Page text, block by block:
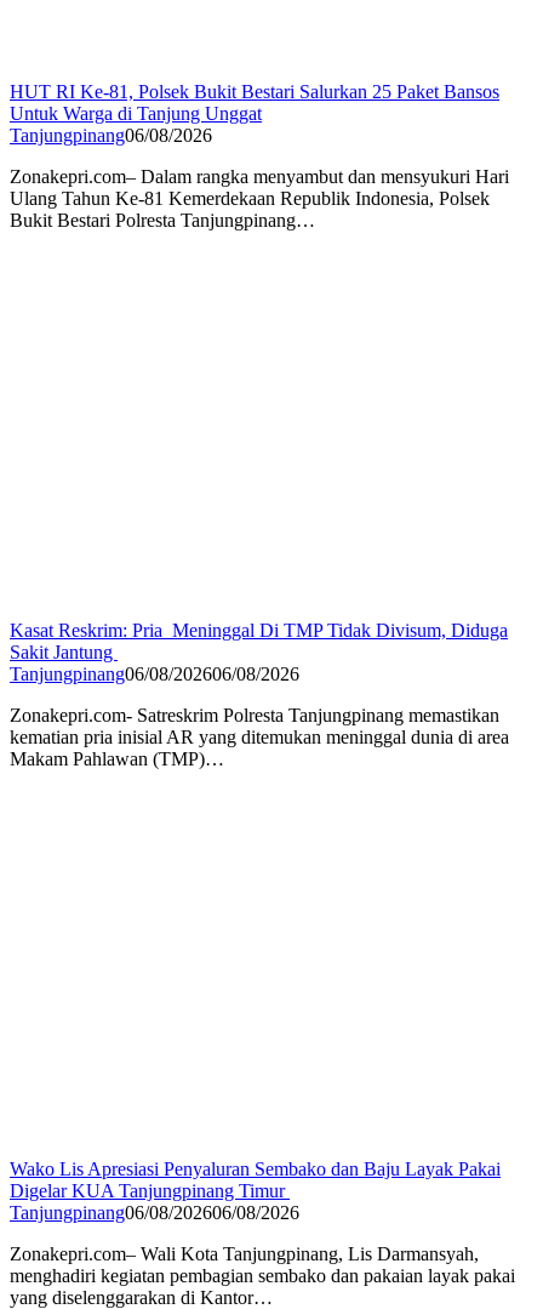
HUT RI Ke-81, Polsek Bukit Bestari Salurkan 25 Paket Bansos
Untuk Warga di Tanjung Unggat
Tanjungpinang06/08/2026
Zonakepri.com– Dalam rangka menyambut dan mensyukuri Hari
Ulang Tahun Ke-81 Kemerdekaan Republik Indonesia, Polsek
Bukit Bestari Polresta Tanjungpinang…
Kasat Reskrim: Pria Meninggal Di TMP Tidak Divisum, Diduga
Sakit Jantung
Tanjungpinang06/08/202606/08/2026
Zonakepri.com- Satreskrim Polresta Tanjungpinang memastikan
kematian pria inisial AR yang ditemukan meninggal dunia di area
Makam Pahlawan (TMP)…
Wako Lis Apresiasi Penyaluran Sembako dan Baju Layak Pakai
Digelar KUA Tanjungpinang Timur
Tanjungpinang06/08/202606/08/2026
Zonakepri.com– Wali Kota Tanjungpinang, Lis Darmansyah,
menghadiri kegiatan pembagian sembako dan pakaian layak pakai
yang diselenggarakan di Kantor…